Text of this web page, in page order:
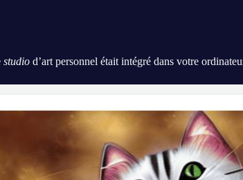
studio d’art personnel était intégré dans votre